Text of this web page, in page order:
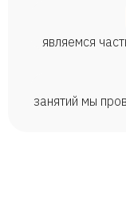
являемся
занятий мы